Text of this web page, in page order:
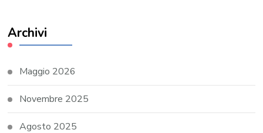
Archivi
Maggio 2026
Novembre 2025
Agosto 2025